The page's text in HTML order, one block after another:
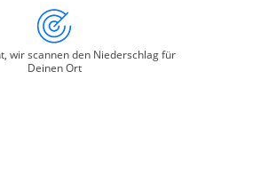
wir scannen den Niederschlag für
Deinen Ort